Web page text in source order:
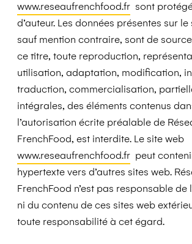
www.reseaufrenchfood.fr sont
d’auteur. Les données présentes sur
sauf mention contraire, sont de
ce titre, toute reproduction,
utilisation, adaptation, modification,
traduction, commercialisation,
intégrales, des éléments contenus
l’autorisation écrite préalable de
FrenchFood, est interdite. Le site web
www.reseaufrenchfood.fr peut
hypertexte vers d’autres sites web.
FrenchFood n’est pas responsable
ni du contenu de ces sites web
toute responsabilité à cet égard.